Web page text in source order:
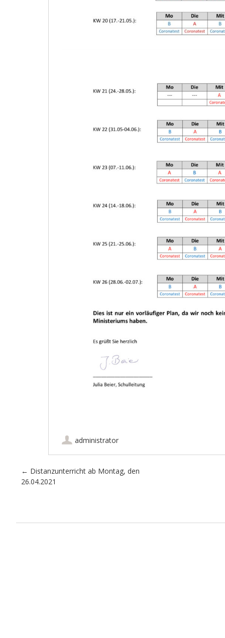
administrator
Artikel-Navigation
← Distanzunterricht ab Montag, den
26.04.2021